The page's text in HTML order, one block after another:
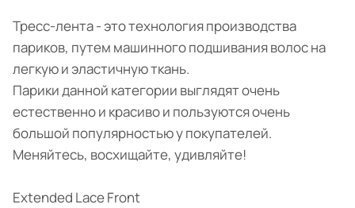
Тресс-лента - это технология производства
париков, путем машинного подшивания волос на
легкую и эластичную ткань.
Парики данной категории выглядят очень
естественно и красиво и пользуются очень
большой популярностью у покупателей.
Меняйтесь, восхищайте, удивляйте!
Extended Lace Front